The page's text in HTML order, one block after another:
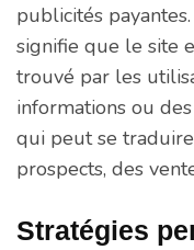
publicités
signifie que le site
trouvé par les
informations ou
qui peut se
prospects, des
Stratégies